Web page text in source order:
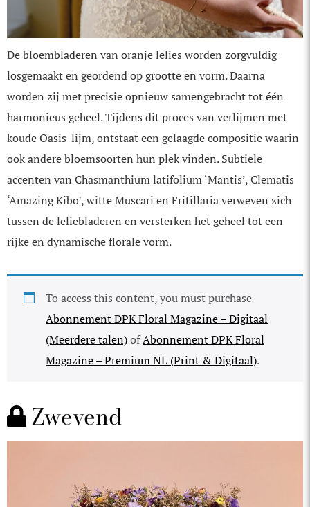
De bloembladeren van oranje lelies worden zorgvuldig
losgemaakt en geordend op grootte en vorm. Daarna
worden zij met precisie opnieuw samengebracht tot één
harmonieus geheel. Tijdens dit proces van ver­lijmen met
koude Oasis-lijm, ontstaat een gelaagde compositie waarin
ook andere bloemsoorten hun plek vinden. Subtiele
accenten van Chasmanthium latifolium ‘Mantis’, Clematis
‘Amazing Kibo’, witte Muscari en Fritillaria verweven zich
tussen de lelie­bladeren en versterken het geheel tot een
rijke en dynamische florale vorm.
To access this content, you must purchase
Abonnement DPK Floral Magazine – Digitaal
(Meerdere talen)ofAbonnement DPK Floral
Magazine – Premium NL (Print & Digitaal).
Zwevend